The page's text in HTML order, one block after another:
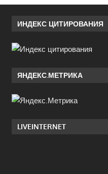
ИНДЕКС ЦИТИРОВАНИЯ
ЯНДЕКС.МЕТРИКА
LIVEINTERNET